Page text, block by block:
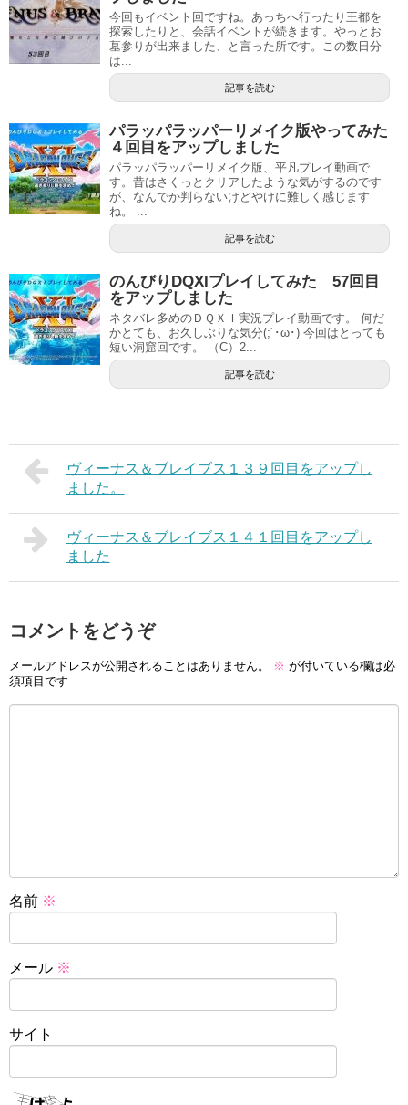
今回もイベント回ですね。あっちへ行ったり王都を
探索したりと、会話イベントが続きます。やっとお
墓参りが出来ました、と言った所です。この数日分
は...
記事を読む
パラッパラッパーリメイク版やってみた
４回目をアップしました
パラッパラッパーリメイク版、平凡プレイ動画で
す。昔はさくっとクリアしたような気がするのです
が、なんでか判らないけどやけに難しく感じます
ね。 ...
記事を読む
のんびりDQXIプレイしてみた 57回目
をアップしました
ネタバレ多めのＤＱＸＩ実況プレイ動画です。 何だ
かとても、お久しぶりな気分(;´･ω･) 今回はとっても
短い洞窟回です。 （C）2...
記事を読む
ヴィーナス＆ブレイブス１３９回目をアップし
ました。
ヴィーナス＆ブレイブス１４１回目をアップし
ました
コメントをどうぞ
メールアドレスが公開されることはありません。 ※ が付いている欄は必
須項目です
名前 ※
メール ※
サイト